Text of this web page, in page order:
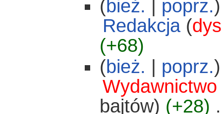
(bież. poprz.)
Redakcja (
(+68)
(bież. poprz.)
Wydawnictwo
bajtów) (+28)